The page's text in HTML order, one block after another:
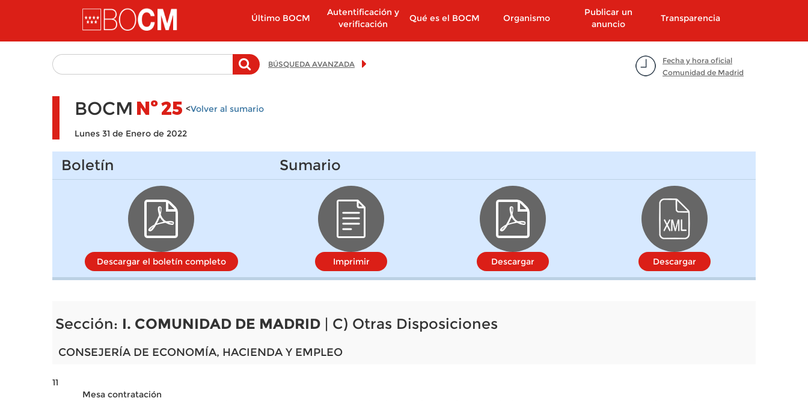
Pasar al contenido principal
Último BOCM
Autentificación y
verificación
Qué es el BOCM Organismo
Publicar un
anuncio
Transparencia
Fecha y hora oficial
Comunidad de Madrid
BÚSQUEDA AVANZADA
BOCM Nº25 <Volver al sumario
Lunes 31 de Enero de 2022
Boletín
Descargar el boletín completo
Sumario
Imprimir Descargar Descargar
Sección: I. COMUNIDAD DE MADRID | C) Otras Disposiciones
CONSEJERÍA DE ECONOMÍA, HACIENDA Y EMPLEO
11
Mesa contratación